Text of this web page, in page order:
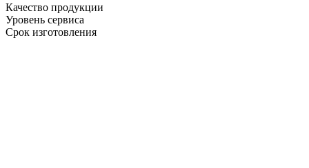
Качество продукции
Уровень сервиса
Срок изготовления